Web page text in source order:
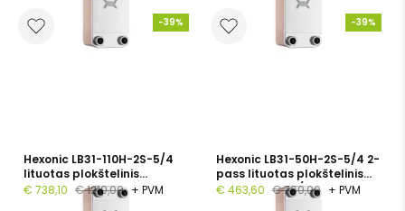
-39%
Hexonic LB31-110H-2S-5/4
lituotas plokštelinis
šilumokaitis, 110 plokštelės,
€ 738,10 € 1210,00 + PVM
-39%
Hexonic LB31-50H-2S-5/4 2-
pass lituotas plokštelinis
šilumokaitis, 5/4", 50
plokštelių, PN 30
€ 463,60 € 760,00 + PVM